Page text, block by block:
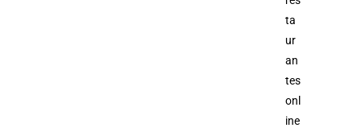
ta
ur
an
tes
onl
ine